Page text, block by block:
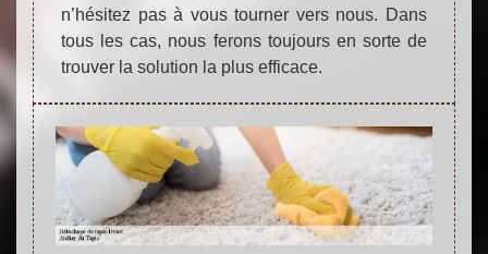
n’hésitez pas à vous tourner vers nous. Dans
tous les cas, nous ferons toujours en sorte de
trouver la solution la plus efficace.